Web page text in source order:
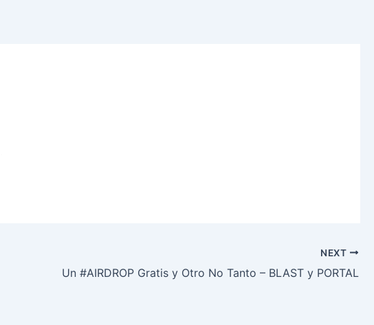
NEXT
Un #AIRDROP Gratis y Otro No Tanto – BLAST y PORTAL